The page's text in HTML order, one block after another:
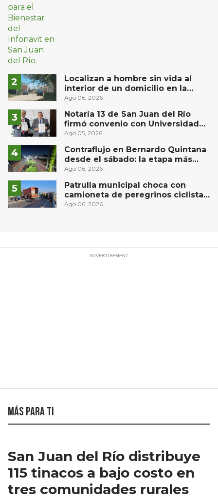
Localizan a hombre sin vida al
interior de un domicilio en la
comunidad El Rodeo, San Juan del
Ago 06, 2026
Notaría 13 de San Juan del Río
firmó convenio con Universidad
Privada del Bajío para recibir
Ago 05, 2026
Contraflujo en Bernardo Quintana
desde el sábado: la etapa más
compleja del operativo vial
Ago 06, 2026
Patrulla municipal choca con
camioneta de peregrinos ciclistas
en la autopista México-Querétaro
Ago 06, 2026
Más para ti
San Juan del Río distribuye
115 tinacos a bajo costo en
tres comunidades rurales